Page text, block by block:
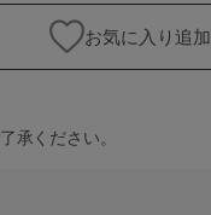
お気に入り追加
承ください。